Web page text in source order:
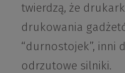
twierdzą, że
drukowania
“durnostojek”, inni
odrzutowe silniki.